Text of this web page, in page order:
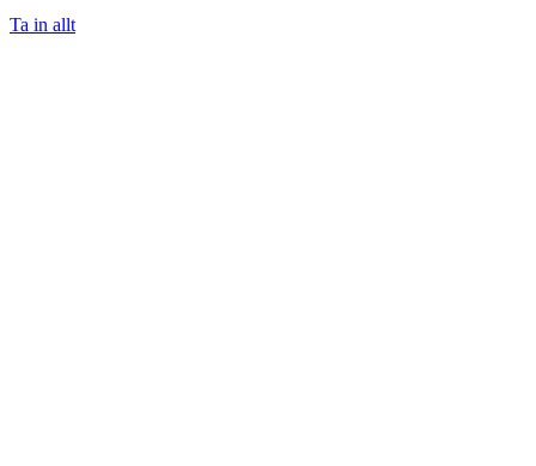
Ta in allt